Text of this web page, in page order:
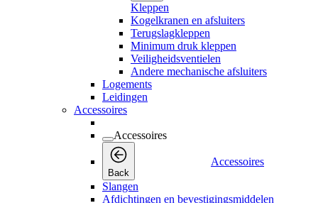
Kleppen
Kogelkranen en afsluiters
Terugslagkleppen
Minimum druk kleppen
Veiligheidsventielen
Andere mechanische afsluiters
Logements
Leidingen
Accessoires
Accessoires
Back
Accessoires
Slangen
Afdichtingen en bevestigingsmiddelen